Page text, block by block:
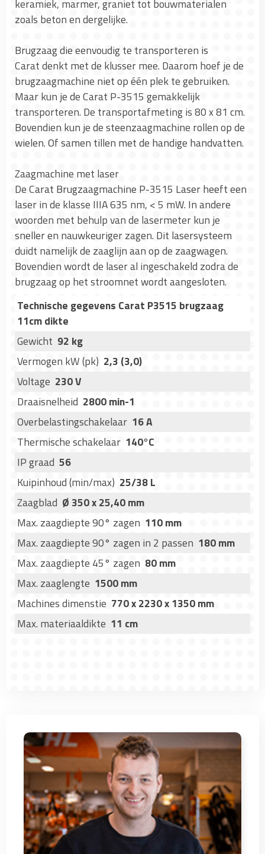
keramiek, marmer, graniet tot bouwmaterialen
zoals beton en dergelijke.
Brugzaag die eenvoudig te transporteren is
Carat denkt met de klusser mee. Daarom hoef je de
brugzaagmachine niet op één plek te gebruiken.
Maar kun je de Carat P-3515 gemakkelijk
transporteren. De transportafmeting is 80 x 81 cm.
Bovendien kun je de steenzaagmachine rollen op de
wielen. Of samen tillen met de handige handvatten.
Zaagmachine met laser
De Carat Brugzaagmachine P-3515 Laser heeft een
laser in de klasse IIIA 635 nm, < 5 mW. In andere
woorden met behulp van de lasermeter kun je
sneller en nauwkeuriger zagen. Dit lasersysteem
duidt namelijk de zaaglijn aan op de zaagwagen.
Bovendien wordt de laser al ingeschakeld zodra de
brugzaag op het stroomnet wordt aangesloten.
Technische gegevens Carat P3515 brugzaag
11cm dikte
Gewicht 92 kg
Vermogen kW (pk) 2,3 (3,0)
Voltage 230 V
Draaisnelheid 2800 min-1
Overbelastingschakelaar 16 A
Thermische schakelaar 140°C
IP graad 56
Kuipinhoud (min/max) 25/38 L
Zaagblad Ø 350 x 25,40 mm
Max. zaagdiepte 90° zagen 110 mm
Max. zaagdiepte 90° zagen in 2 passen 180 mm
Max. zaagdiepte 45° zagen 80 mm
Max. zaaglengte 1500 mm
Machines dimenstie 770 x 2230 x 1350 mm
Max. materiaaldikte 11 cm